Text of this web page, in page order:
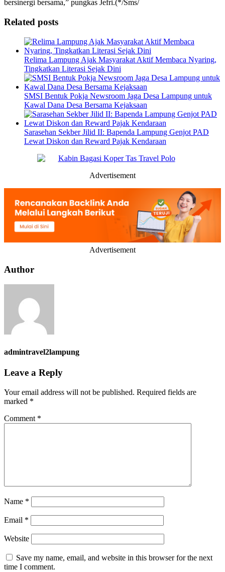
bersinergi bersama,” pungkas Jefri.(*/Sms/
Related posts
Relima Lampung Ajak Masyarakat Aktif Membaca Nyaring,
Tingkatkan Literasi Sejak Dini
SMSI Bentuk Pokja Newsroom Jaga Desa Lampung untuk
Kawal Dana Desa Bersama Kejaksaan
Sarasehan Sekber Jilid II: Bapenda Lampung Genjot PAD
Lewat Diskon dan Reward Pajak Kendaraan
Advertisement
Advertisement
Author
admintravel2lampung
Leave a Reply
Your email address will not be published. Required fields are
marked *
Comment *
Name *
Email *
Website
Save my name, email, and website in this browser for the next
time I comment.